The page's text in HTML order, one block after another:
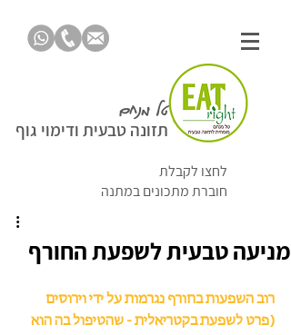
טל מנחם
תזונה טבעית ודימוי גוף
לחצו לקבלת
חוברת מתכונים במתנה
מניעה טבעית לשפעת החורף
רוב השפעות בחורף נגרמות על ידי וירוסים
(פרט לשפעת בקטריאלית - שהטיפול בה הוא